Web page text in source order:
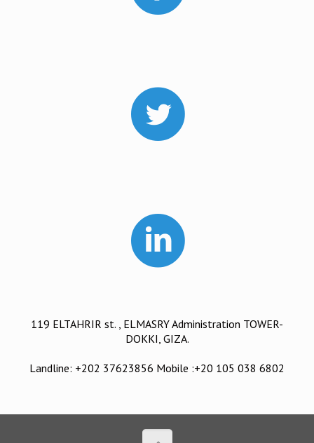
119 ELTAHRIR st. , ELMASRY Administration TOWER-
DOKKI, GIZA.
Landline: +202 37623856 Mobile :+20 105 038 6802